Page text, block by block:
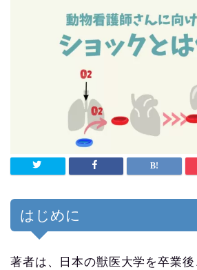
はじめに
著者は、日本の獣医大学を卒業